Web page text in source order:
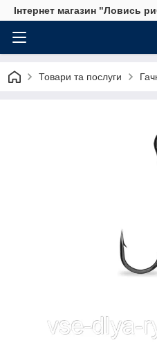
Інтернет магазин "Ловись
Товари та послуги